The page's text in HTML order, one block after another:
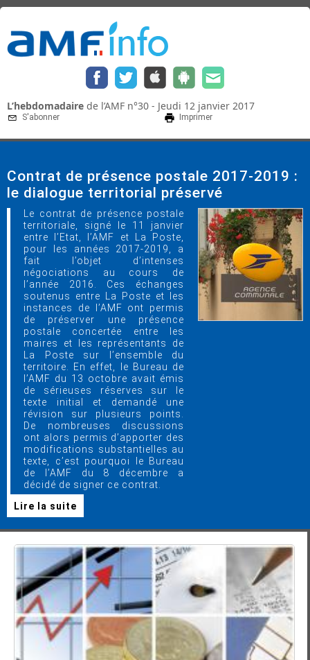
L’hebdomadaire de l’AMF n°30 - Jeudi 12 janvier 2017
S'abonner Imprimer
Contrat de présence postale 2017-2019 :
le dialogue territorial préservé
Le contrat de présence postale
territoriale, signé le 11 janvier
entre l’Etat, l’AMF et La Poste,
pour les années 2017-2019, a
fait l’objet d’intenses
négociations au cours de
l’année 2016. Ces échanges
soutenus entre La Poste et les
instances de l’AMF ont permis
de préserver une présence
postale concertée entre les
maires et les représentants de
La Poste sur l’ensemble du
territoire. En effet, le Bureau de
l’AMF du 13 octobre avait émis
de sérieuses réserves sur le
texte initial et demandé une
révision sur plusieurs points.
De nombreuses discussions
ont alors permis d’apporter des
modifications substantielles au
texte, c’est pourquoi le Bureau
de l’AMF du 8 décembre a
décidé de signer ce contrat.
Lire la suite